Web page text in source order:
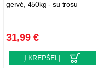
gervė, 450kg - su trosu
31,99 €
Į KREPŠELĮ